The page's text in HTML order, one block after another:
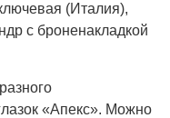
(Италия),
с броненакладкой
«Апекс». Можно